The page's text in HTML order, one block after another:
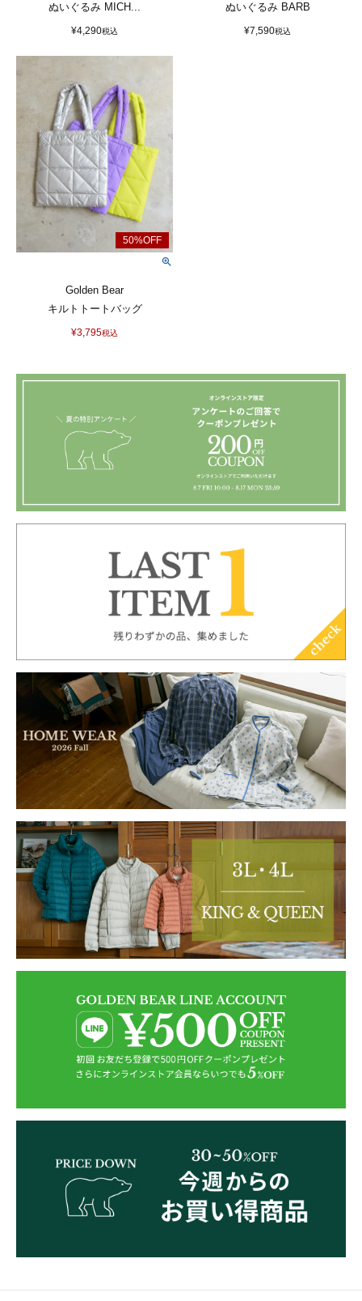
ぬいぐるみ MICH...
¥4,290税込
ぬいぐるみ BARB
¥7,590税込
Golden Bear
キルトトートバッグ
¥3,795税込